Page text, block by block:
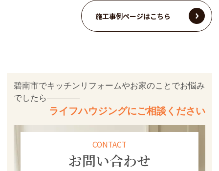
施工事例ページはこちら
碧南市でキッチンリフォームやお家のことでお悩み
でしたら
ライフハウジングにご相談ください
CONTACT
お問い合わせ